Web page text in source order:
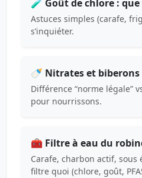
🧪 Goût de chlore : que
Astuces simples (carafe,
s’inquiéter.
🍼 Nitrates et biberons
Différence “norme légale”
pour nourrissons.
🧰 Filtre à eau du
Carafe, charbon actif, sous
filtre quoi (chlore, goût,